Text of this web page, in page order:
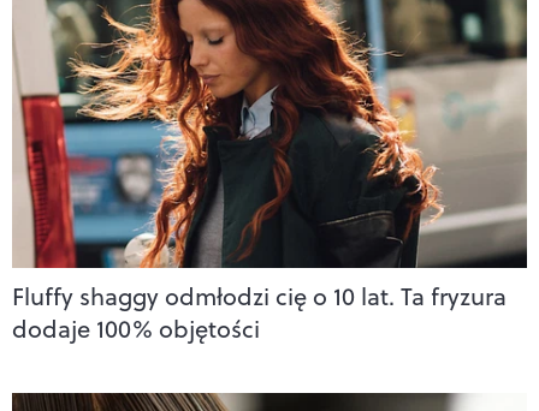
Fluffy shaggy odmłodzi cię o 10 lat. Ta fryzura
dodaje 100% objętości